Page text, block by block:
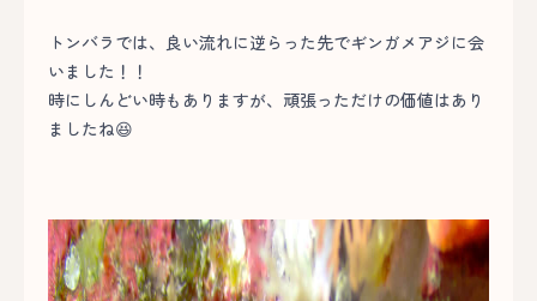
トンバラでは、良い流れに逆らった先でギンガメアジに会
いました！！
時にしんどい時もありますが、頑張っただけの価値はあり
ましたね😆